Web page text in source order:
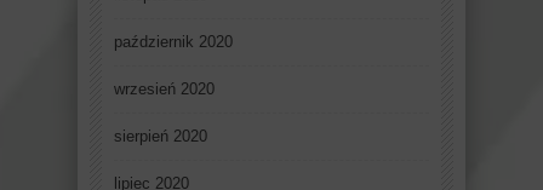
październik 2020
wrzesień 2020
sierpień 2020
lipiec 2020